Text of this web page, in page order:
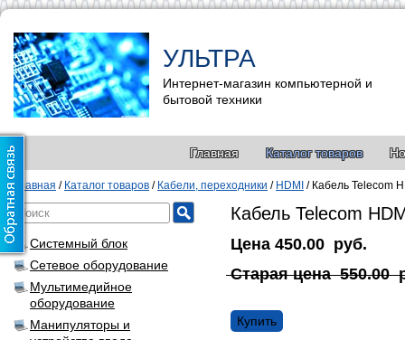
УЛЬТРА
Интернет-магазин компьютерной и
бытовой техники
Главная Каталог товаров
Главная / Каталог товаров / Кабели, переходники / HDMI / Кабель Telecom
Системный блок
Сетевое оборудование
Мультимедийное
оборудование
Манипуляторы и
Кабель Telecom
Цена 450.00 руб.
Старая цена 550.00
Купить